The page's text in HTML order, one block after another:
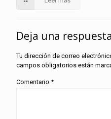
Deja una respuesta
Tu dirección de correo
campos obligatorios están
Comentario *